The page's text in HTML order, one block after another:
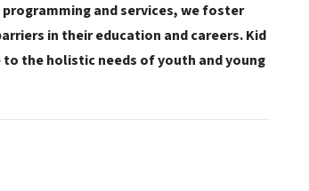
and services, we foster
in their education and careers. Kid
to the holistic needs of youth and young